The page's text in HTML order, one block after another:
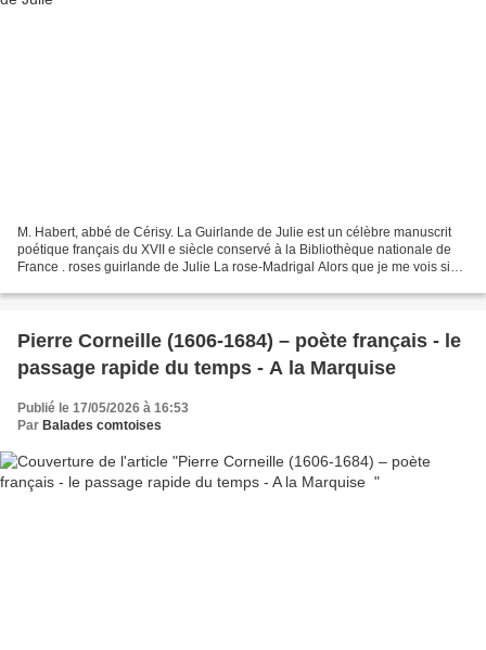
M. Habert, abbé de Cérisy. La Guirlande de Julie est un célèbre manuscrit
poétique français du XVII e siècle conservé à la Bibliothèque nationale de
France . roses guirlande de Julie La rose-Madrigal Alors que je me vois si
Pierre Corneille (1606-1684) – poète français - le
Publié le 17/05/2026 à 16:53
Par Balades comtoises